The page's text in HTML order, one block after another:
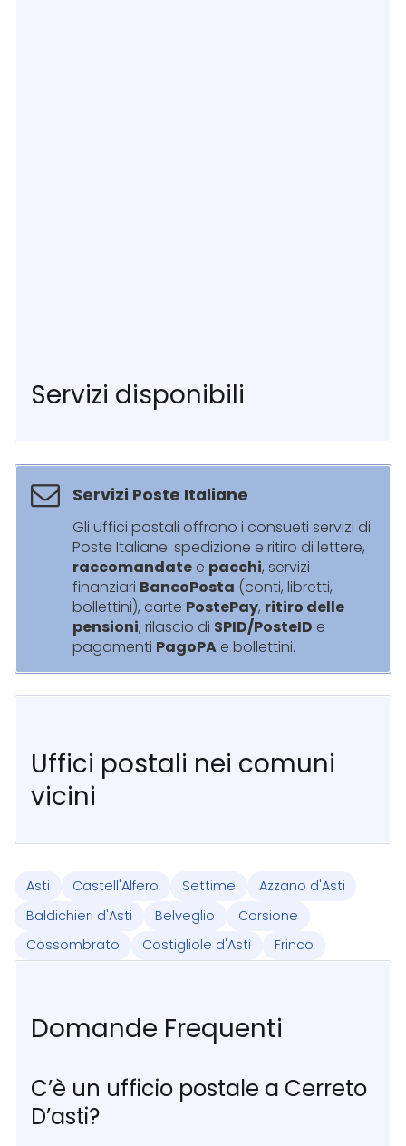
Servizi disponibili
Servizi Poste Italiane
Gli uffici postali offrono i consueti servizi di
Poste Italiane: spedizione e ritiro di lettere,
raccomandate e pacchi, servizi
finanziari BancoPosta (conti, libretti,
bollettini), carte PostePay, ritiro delle
pensioni, rilascio di SPID/PosteID e
pagamenti PagoPA e bollettini.
Uffici postali nei comuni
vicini
Asti Castell'Alfero Settime
Azzano d'Asti
Baldichieri d'Asti
Belveglio
Corsione
Cossombrato
Costigliole d'Asti Frinco
Domande Frequenti
C’è un ufficio postale a Cerreto
D’asti?